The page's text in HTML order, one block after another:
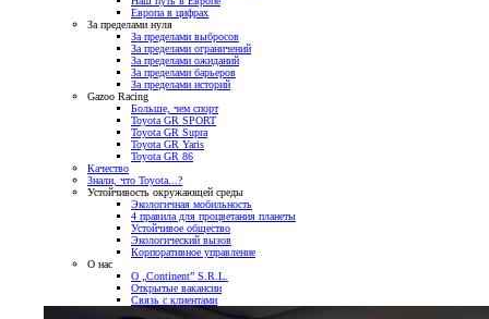
Европа в цифрах
За пределами нуля
За пределами выбросов
За пределами ограничений
За пределами ожиданий
За пределами барьеров
За пределами историй
Gazoo Racing
Больше, чем спорт
Toyota GR SPORT
Toyota GR Supra
Toyota GR Yaris
Toyota GR 86
Качество
Знали, что Toyota...?
Устойчивость окружающей среды
Экологичная мобильность
4 правила для процветания планеты
Устойчивое общество
Экологический вызов
Корпоративное управление
О нас
О „Continent” S.R.L.
Открытые вакансии
Связь с клиентами